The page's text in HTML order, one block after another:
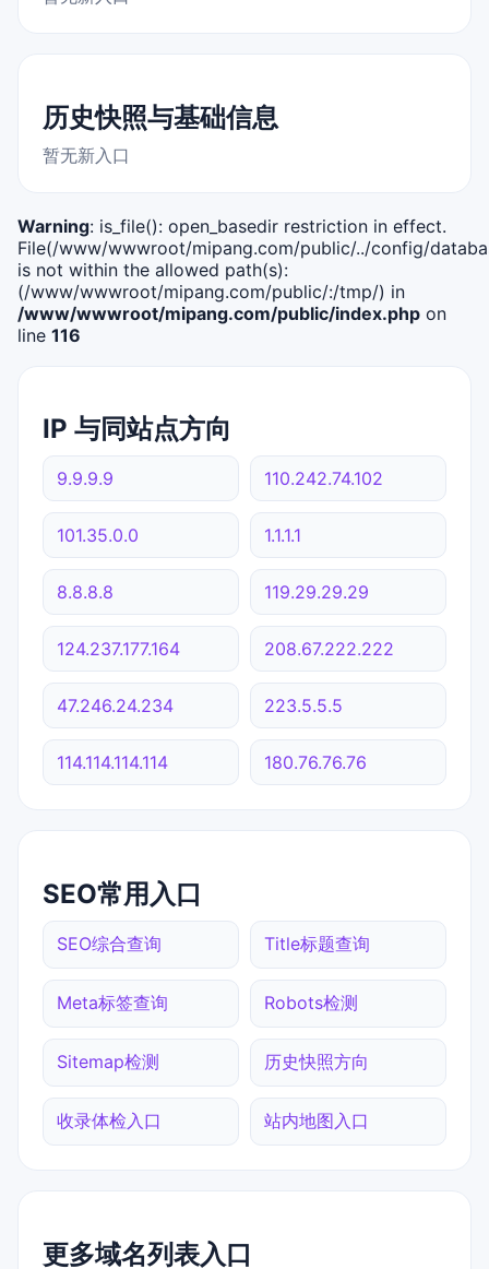
历史快照与基础信息
暂无新入口
Warning: is_file(): open_basedir restriction in effect.
File(/www/wwwroot/mipang.com/public/../config/
is not within the allowed path(s):
(/www/wwwroot/mipang.com/public/:/tmp/) in
/www/wwwroot/mipang.com/public/index.php on
line 116
IP 与同站点方向
9.9.9.9 110.242.74.102
101.35.0.0 1.1.1.1
8.8.8.8 119.29.29.29
124.237.177.164 208.67.222.222
47.246.24.234 223.5.5.5
114.114.114.114 180.76.76.76
SEO常用入口
SEO综合查询 Title标题查询
Meta标签查询 Robots检测
Sitemap检测 历史快照方向
收录体检入口 站内地图入口
更多域名列表入口